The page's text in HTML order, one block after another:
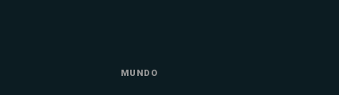
MUNDO